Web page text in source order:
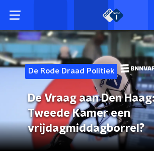
De Rode Draad Politiek
De Vraag aan Den
Tweede Kamer een
vrijdagmiddagborrel?